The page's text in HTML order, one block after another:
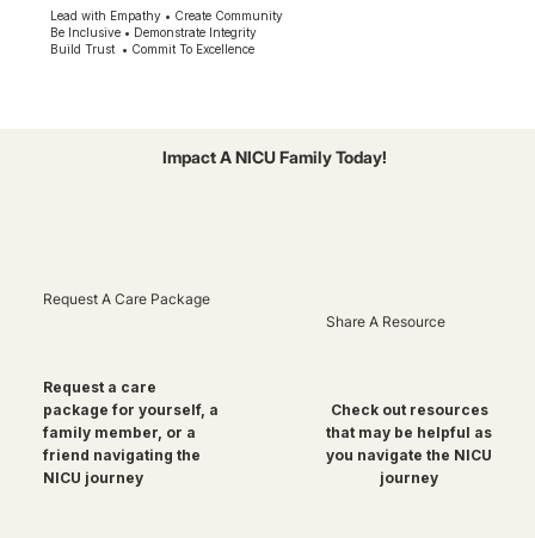
Lead with Empathy • Create Community
Be Inclusive • Demonstrate Integrity
Build Trust • Commit To Excellence
Impact A NICU Family Today!
Request A Care Package
Request a care
package for yourself, a
family member, or a
friend navigating the
NICU journey
Share A Resource
Check out resources
that may be helpful as
you navigate the NICU
journey